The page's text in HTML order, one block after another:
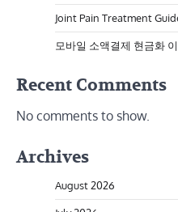
Joint Pain Treatment
모바일 소액결제 현금화
Recent Comments
No comments to show.
Archives
August 2026